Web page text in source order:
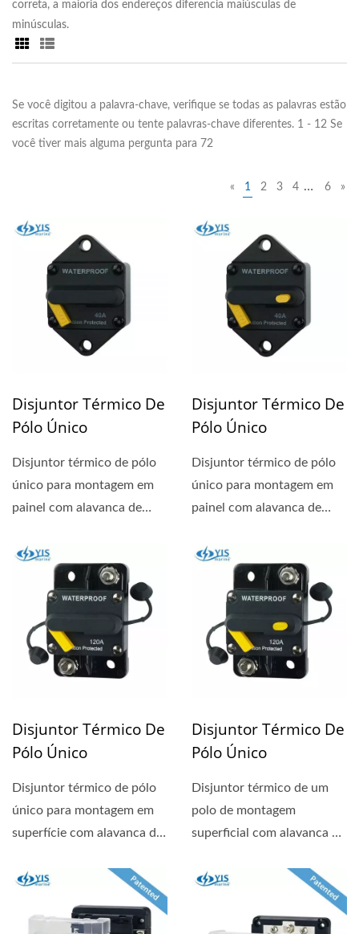
correta, a maioria dos endereços diferencia maiúsculas de
minúsculas.
Se você digitou a palavra-chave, verifique se todas as palavras estão
escritas corretamente ou tente palavras-chave diferentes. 1 - 12 Se
você tiver mais alguma pergunta para 72
« 1 2 3 4 … 6 »
Disjuntor Térmico De
Pólo Único
Disjuntor térmico de pólo
único para montagem em
painel com alavanca de
Disjuntor Térmico De
Pólo Único
Disjuntor térmico de pólo
único para montagem em
painel com alavanca de
Disjuntor Térmico De
Pólo Único
Disjuntor térmico de pólo
único para montagem em
superfície com alavanca de
Disjuntor Térmico De
Pólo Único
Disjuntor térmico de um
polo de montagem
superficial com alavanca de